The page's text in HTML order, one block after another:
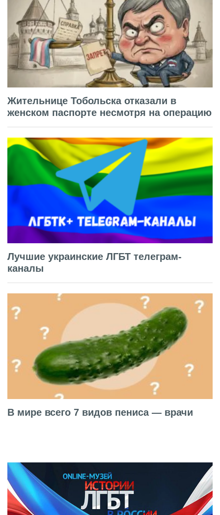
Жительнице Тобольска отказали в
женском паспорте несмотря на операцию
Лучшие украинские ЛГБТ телеграм-
каналы
В мире всего 7 видов пениса — врачи